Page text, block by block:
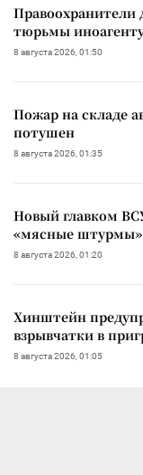
Правоохранители
тюрьмы
8 августа 2026, 01:50
Пожар на складе
потушен
8 августа 2026, 01:35
Новый главком
«мясные штурмы»
8 августа 2026, 01:20
Хинштейн
взрывчатки в
8 августа 2026, 01:05